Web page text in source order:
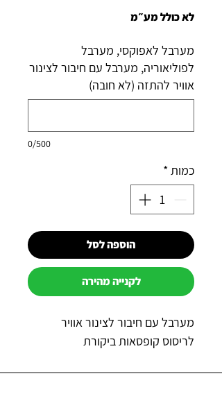
לא כולל מע״מ
מערבל לאפוקסי, מערבל
לפוליאוריה, מערבל עם חיבור לצינור
אוויר להתזה (לא חובה)
0/500
כמות *
הוספה לסל
לקנייה מהירה
מערבל עם חיבור לצינור אוויר
לריסוס קופסאות ביקורת